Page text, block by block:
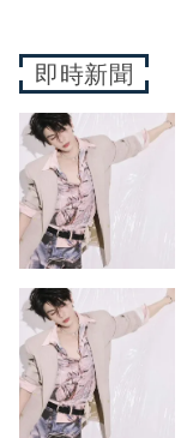
即時新聞